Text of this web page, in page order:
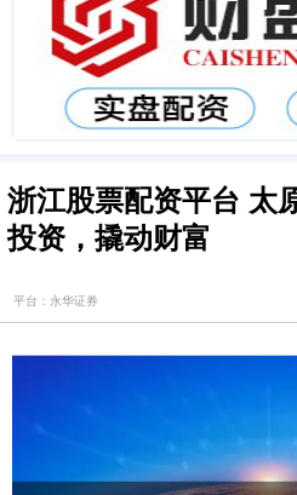
浙江股票配资平台 太
投资，撬动财富
平台：永华证券